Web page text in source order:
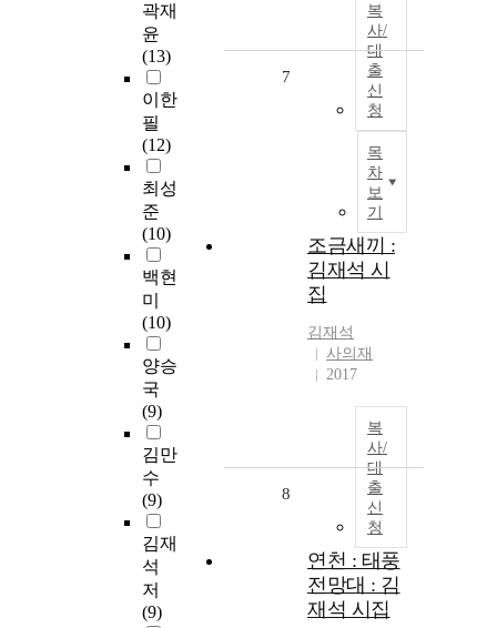
곽재
윤
(13)
이한
필
(12)
최성
준
(10)
백현
미
(10)
양승
국
(9)
김만
수
(9)
김재
석
저
(9)
복
사/
대
출
신
청
목
차
보
기
7
조금새끼 :
김재석 시
집
김재석
사의재
2017
복
사/
대
출
신
청
8
연천 : 태풍
전망대 : 김
재석 시집